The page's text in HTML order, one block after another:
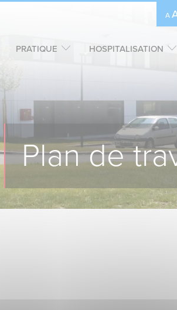
A
PRATIQUE HOSPITALISATION
Plan de